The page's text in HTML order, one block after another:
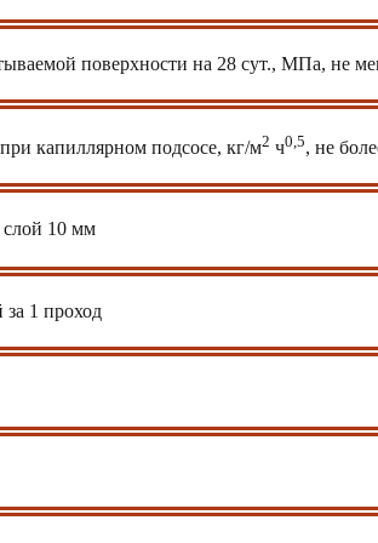
поверхности на 28 сут., МПа, не
капиллярном подсосе, кг/м2 ч0,5, не
слой 10 мм
1 проход